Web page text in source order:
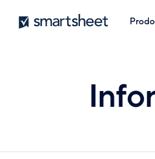
Salta
Smartsheet